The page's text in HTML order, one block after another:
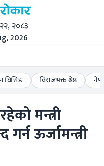
२०८३
2026
घिसिङ विराजभक्त श्रेष्ठ
मन्त्री
ऊर्जामन्त्री